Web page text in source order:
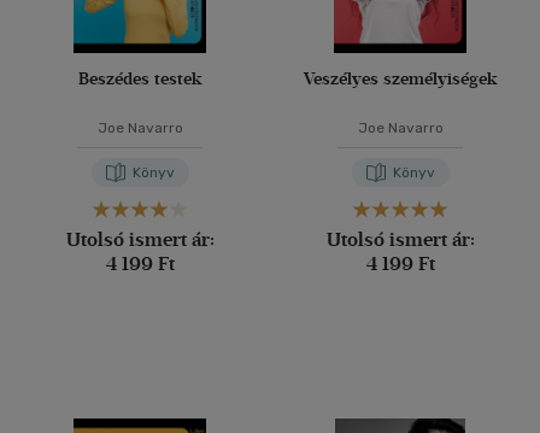
Beszédes testek
Joe Navarro
Könyv
Utolsó ismert ár:
4 199 Ft
Veszélyes személyiségek
Joe Navarro
Könyv
Utolsó ismert ár:
4 199 Ft